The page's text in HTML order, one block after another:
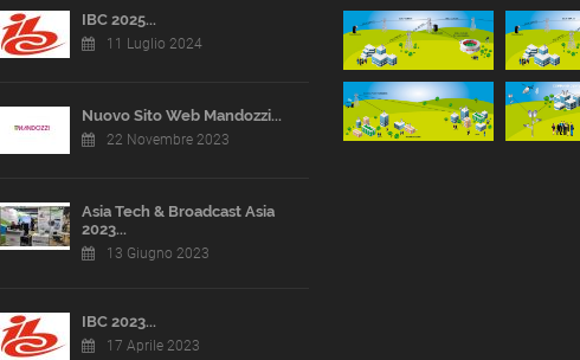
IBC 2025...
11 Luglio 2024
Nuovo Sito Web Mandozzi...
22 Novembre 2023
Asia Tech & Broadcast Asia
2023...
13 Giugno 2023
IBC 2023...
17 Aprile 2023